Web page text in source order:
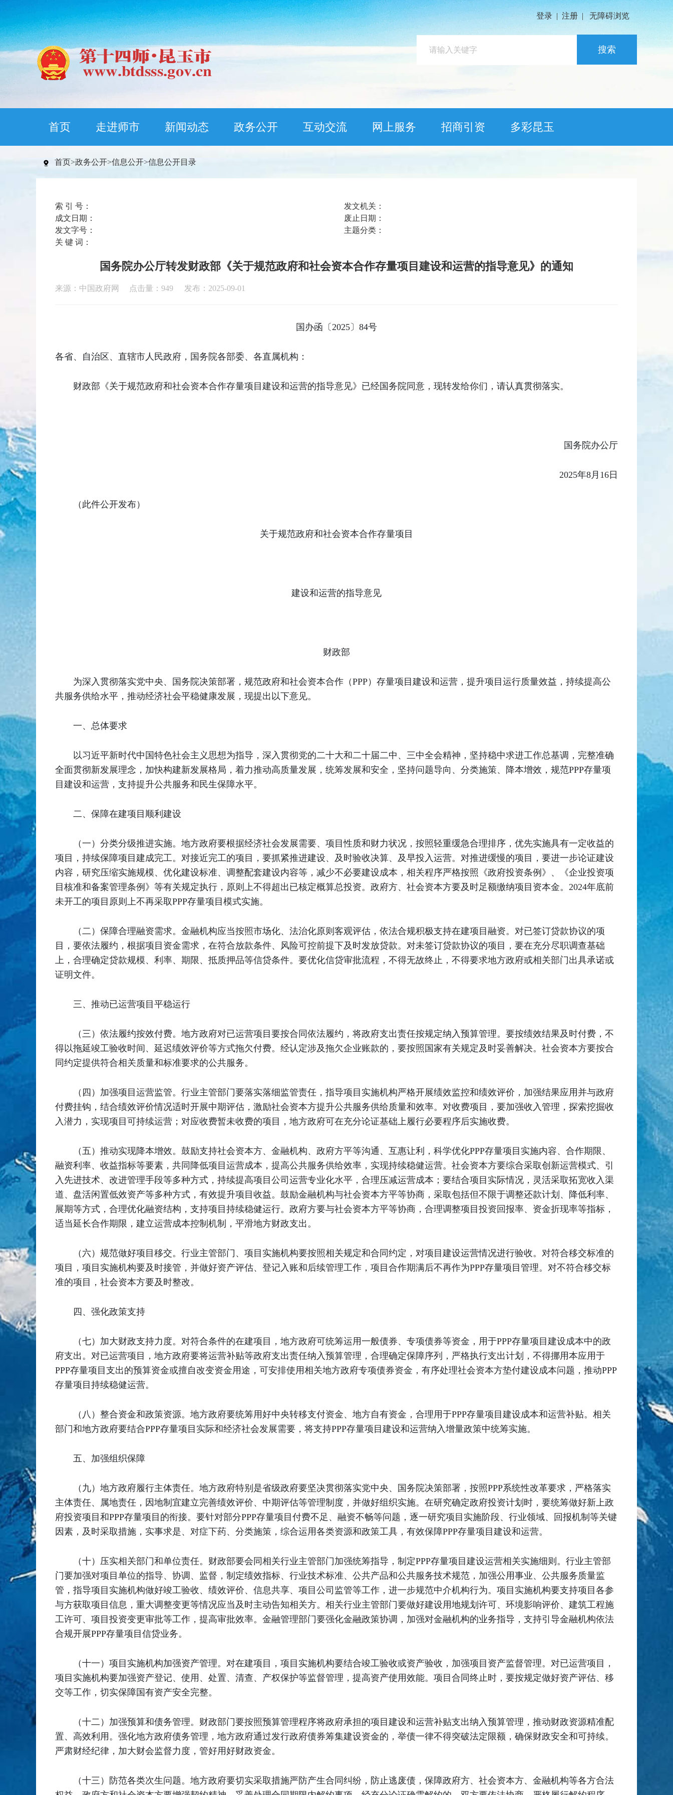
登录 | 注册 | 无障碍浏览
搜索
首页 走进师市 新闻动态 政务公开 互动交流 网上服务 招商引资 多彩昆玉
首页>政务公开>信息公开>信息公开目录
索 引 号：
发文机关：
成文日期：
废止日期：
发文字号：
主题分类：
关 键 词：
国务院办公厅转发财政部《关于规范政府和社会资本合作存量项目建设和运营的指导意见》的通知
来源：中国政府网 点击量： 949 发布：2025-09-01
国办函〔2025〕84号
各省、自治区、直辖市人民政府，国务院各部委、各直属机构：
财政部《关于规范政府和社会资本合作存量项目建设和运营的指导意见》已经国务院同意，现转发给你们，请认真贯彻落实。
国务院办公厅
2025年8月16日
（此件公开发布）
关于规范政府和社会资本合作存量项目
建设和运营的指导意见
财政部
为深入贯彻落实党中央、国务院决策部署，规范政府和社会资本合作（PPP）存量项目建设和运营，提升项目运行质量效益，持续提高公
共服务供给水平，推动经济社会平稳健康发展，现提出以下意见。
一、总体要求
以习近平新时代中国特色社会主义思想为指导，深入贯彻党的二十大和二十届二中、三中全会精神，坚持稳中求进工作总基调，完整准确
全面贯彻新发展理念，加快构建新发展格局，着力推动高质量发展，统筹发展和安全，坚持问题导向、分类施策、降本增效，规范PPP存量项
目建设和运营，支持提升公共服务和民生保障水平。
二、保障在建项目顺利建设
（一）分类分级推进实施。地方政府要根据经济社会发展需要、项目性质和财力状况，按照轻重缓急合理排序，优先实施具有一定收益的
项目，持续保障项目建成完工。对接近完工的项目，要抓紧推进建设、及时验收决算、及早投入运营。对推进缓慢的项目，要进一步论证建设
内容，研究压缩实施规模、优化建设标准、调整配套建设内容等，减少不必要建设成本，相关程序严格按照《政府投资条例》、《企业投资项
目核准和备案管理条例》等有关规定执行，原则上不得超出已核定概算总投资。政府方、社会资本方要及时足额缴纳项目资本金。2024年底前
未开工的项目原则上不再采取PPP存量项目模式实施。
（二）保障合理融资需求。金融机构应当按照市场化、法治化原则客观评估，依法合规积极支持在建项目融资。对已签订贷款协议的项
目，要依法履约，根据项目资金需求，在符合放款条件、风险可控前提下及时发放贷款。对未签订贷款协议的项目，要在充分尽职调查基础
上，合理确定贷款规模、利率、期限、抵质押品等信贷条件。要优化信贷审批流程，不得无故终止，不得要求地方政府或相关部门出具承诺或
证明文件。
三、推动已运营项目平稳运行
（三）依法履约按效付费。地方政府对已运营项目要按合同依法履约，将政府支出责任按规定纳入预算管理。要按绩效结果及时付费，不
得以拖延竣工验收时间、延迟绩效评价等方式拖欠付费。经认定涉及拖欠企业账款的，要按照国家有关规定及时妥善解决。社会资本方要按合
同约定提供符合相关质量和标准要求的公共服务。
（四）加强项目运营监管。行业主管部门要落实落细监管责任，指导项目实施机构严格开展绩效监控和绩效评价，加强结果应用并与政府
付费挂钩，结合绩效评价情况适时开展中期评估，激励社会资本方提升公共服务供给质量和效率。对收费项目，要加强收入管理，探索挖掘收
入潜力，实现项目可持续运营；对应收费暂未收费的项目，地方政府可在充分论证基础上履行必要程序后实施收费。
（五）推动实现降本增效。鼓励支持社会资本方、金融机构、政府方平等沟通、互惠让利，科学优化PPP存量项目实施内容、合作期限、
融资利率、收益指标等要素，共同降低项目运营成本，提高公共服务供给效率，实现持续稳健运营。社会资本方要综合采取创新运营模式、引
入先进技术、改进管理手段等多种方式，持续提高项目公司运营专业化水平，合理压减运营成本；要结合项目实际情况，灵活采取拓宽收入渠
道、盘活闲置低效资产等多种方式，有效提升项目收益。鼓励金融机构与社会资本方平等协商，采取包括但不限于调整还款计划、降低利率、
展期等方式，合理优化融资结构，支持项目持续稳健运行。政府方要与社会资本方平等协商，合理调整项目投资回报率、资金折现率等指标，
适当延长合作期限，建立运营成本控制机制，平滑地方财政支出。
（六）规范做好项目移交。行业主管部门、项目实施机构要按照相关规定和合同约定，对项目建设运营情况进行验收。对符合移交标准的
项目，项目实施机构要及时接管，并做好资产评估、登记入账和后续管理工作，项目合作期满后不再作为PPP存量项目管理。对不符合移交标
准的项目，社会资本方要及时整改。
四、强化政策支持
（七）加大财政支持力度。对符合条件的在建项目，地方政府可统筹运用一般债券、专项债券等资金，用于PPP存量项目建设成本中的政
府支出。对已运营项目，地方政府要将运营补贴等政府支出责任纳入预算管理，合理确定保障序列，严格执行支出计划，不得挪用本应用于
PPP存量项目支出的预算资金或擅自改变资金用途，可安排使用相关地方政府专项债券资金，有序处理社会资本方垫付建设成本问题，推动PPP
存量项目持续稳健运营。
（八）整合资金和政策资源。地方政府要统筹用好中央转移支付资金、地方自有资金，合理用于PPP存量项目建设成本和运营补贴。相关
部门和地方政府要结合PPP存量项目实际和经济社会发展需要，将支持PPP存量项目建设和运营纳入增量政策中统筹实施。
五、加强组织保障
（九）地方政府履行主体责任。地方政府特别是省级政府要坚决贯彻落实党中央、国务院决策部署，按照PPP系统性改革要求，严格落实
主体责任、属地责任，因地制宜建立完善绩效评价、中期评估等管理制度，并做好组织实施。在研究确定政府投资计划时，要统筹做好新上政
府投资项目和PPP存量项目的衔接。要针对部分PPP存量项目付费不足、融资不畅等问题，逐一研究项目实施阶段、行业领域、回报机制等关键
因素，及时采取措施，实事求是、对症下药、分类施策，综合运用各类资源和政策工具，有效保障PPP存量项目建设和运营。
（十）压实相关部门和单位责任。财政部要会同相关行业主管部门加强统筹指导，制定PPP存量项目建设运营相关实施细则。行业主管部
门要加强对项目单位的指导、协调、监督，制定绩效指标、行业技术标准、公共产品和公共服务技术规范，加强公用事业、公共服务质量监
管，指导项目实施机构做好竣工验收、绩效评价、信息共享、项目公司监管等工作，进一步规范中介机构行为。项目实施机构要支持项目各参
与方获取项目信息，重大调整变更等情况应当及时主动告知相关方。相关行业主管部门要做好建设用地规划许可、环境影响评价、建筑工程施
工许可、项目投资变更审批等工作，提高审批效率。金融管理部门要强化金融政策协调，加强对金融机构的业务指导，支持引导金融机构依法
合规开展PPP存量项目信贷业务。
（十一）项目实施机构加强资产管理。对在建项目，项目实施机构要结合竣工验收或资产验收，加强项目资产监督管理。对已运营项目，
项目实施机构要加强资产登记、使用、处置、清查、产权保护等监督管理，提高资产使用效能。项目合同终止时，要按规定做好资产评估、移
交等工作，切实保障国有资产安全完整。
（十二）加强预算和债务管理。财政部门要按照预算管理程序将政府承担的项目建设和运营补贴支出纳入预算管理，推动财政资源精准配
置、高效利用。强化地方政府债务管理，地方政府通过发行政府债券筹集建设资金的，举债一律不得突破法定限额，确保财政安全和可持续。
严肃财经纪律，加大财会监督力度，管好用好财政资金。
（十三）防范各类次生问题。地方政府要切实采取措施严防产生合同纠纷，防止逃废债，保障政府方、社会资本方、金融机构等各方合法